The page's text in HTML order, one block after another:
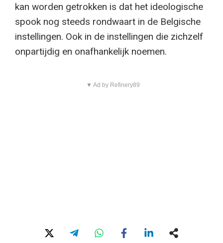
kan worden getrokken is dat het ideologische
spook nog steeds rondwaart in de Belgische
instellingen. Ook in de instellingen die zichzelf
onpartijdig en onafhankelijk noemen.
▼ Ad by Refinery89